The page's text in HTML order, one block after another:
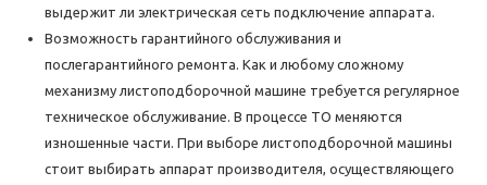
выдержит ли электрическая сеть подключение аппарата.
Возможность гарантийного обслуживания и
послегарантийного ремонта. Как и любому сложному
механизму листоподборочной машине требуется регулярное
техническое обслуживание. В процессе ТО меняются
изношенные части. При выборе листоподборочной машины
стоит выбирать аппарат производителя, осуществляющего